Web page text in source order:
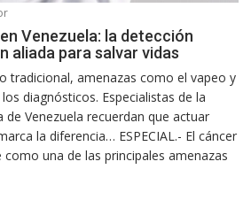
Venezuela: la detección
aliada para salvar vidas
tradicional, amenazas como el vapeo y
diagnósticos. Especialistas de la
de Venezuela recuerdan que actuar
la diferencia… ESPECIAL.- El cáncer
una de las principales amenazas